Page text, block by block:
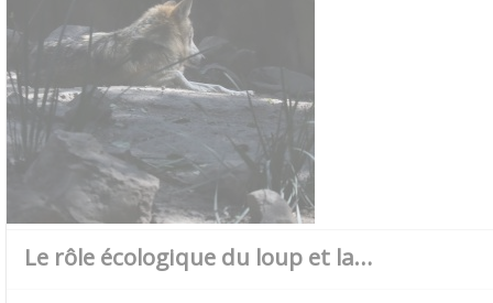
Le rôle écologique du loup et la…